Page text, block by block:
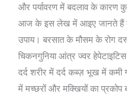
और पर्यावरण में बदलाव के कारण
आज के इस लेख में आइए जानते हैं
उपाय। बरसात के मौसम के रोग
चिकनगुनिया आंत्र ज्वर हेपेटाइटिस
दर्द शरीर में दर्द कब्ज़ भूख में कमी
में मच्छरों और मक्खियों का प्रकोप
टिप्स